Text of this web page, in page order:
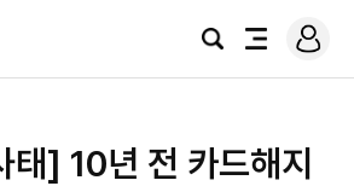
검
전
로
그
태] 10년 전 카드해지